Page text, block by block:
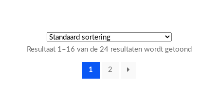
Resultaat 1–16 van de 24 resultaten wordt getoond
1 2